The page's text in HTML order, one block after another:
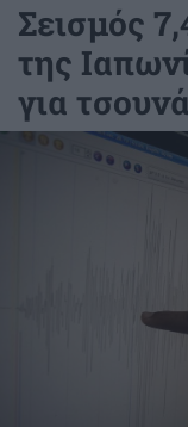
Σεισμός
της
για